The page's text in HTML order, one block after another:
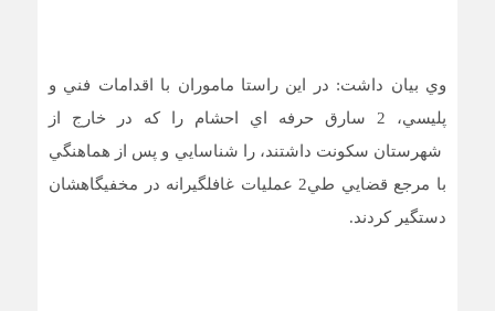
وي بيان داشت: در اين راستا ماموران با اقدامات فني و
پليسي، 2 سارق حرفه اي احشام را که در خارج از
شهرستان سکونت داشتند، را شناسايي و پس از هماهنگي
با مرجع قضایي طي2 عمليات غافلگيرانه در مخفيگاهشان
دستگير کردند.